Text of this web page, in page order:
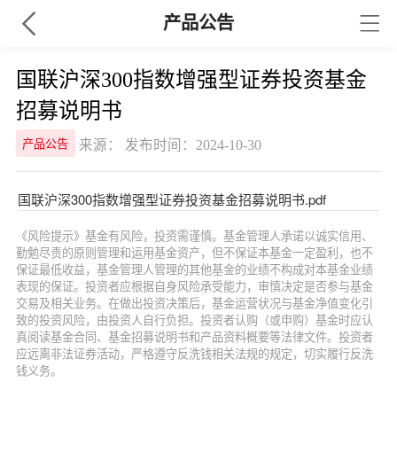
产品公告
国联沪深300指数增强型证券投资基金
招募说明书
产品公告 来源： 发布时间：2024-10-30
国联沪深300指数增强型证券投资基金招募说明书.pdf
《风险提示》基金有风险，投资需谨慎。基金管理人承诺以诚实信用、
勤勉尽责的原则管理和运用基金资产，但不保证本基金一定盈利，也不
保证最低收益，基金管理人管理的其他基金的业绩不构成对本基金业绩
表现的保证。投资者应根据自身风险承受能力，审慎决定是否参与基金
交易及相关业务。在做出投资决策后，基金运营状况与基金净值变化引
致的投资风险，由投资人自行负担。投资者认购（或申购）基金时应认
真阅读基金合同、基金招募说明书和产品资料概要等法律文件。投资者
应远离非法证券活动，严格遵守反洗钱相关法规的规定，切实履行反洗
钱义务。